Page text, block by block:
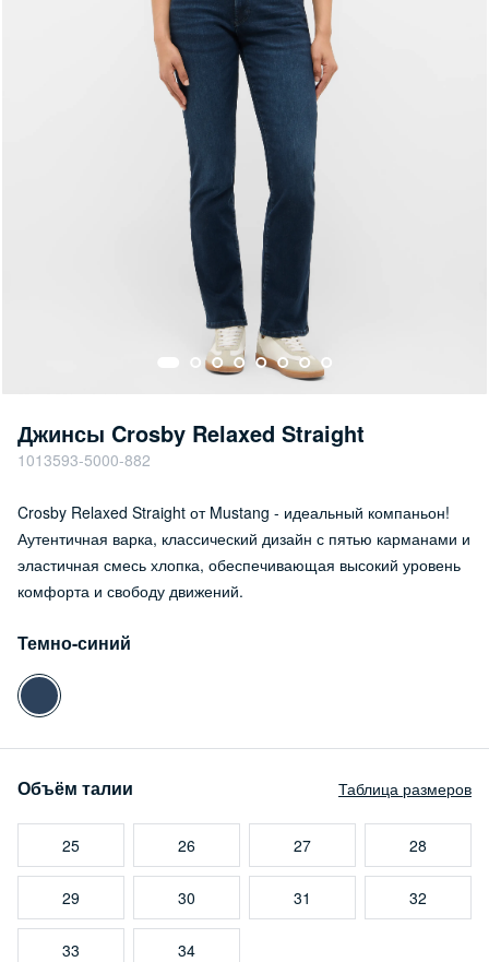
Джинсы Crosby Relaxed Straight
1013593-5000-882
Crosby Relaxed Straight от Mustang - идеальный компаньон!
Аутентичная варка, классический дизайн с пятью карманами и
эластичная смесь хлопка, обеспечивающая высокий уровень
комфорта и свободу движений.
Темно-синий
Объём талии Таблица размеров
25 26 27 28
29 30 31 32
33 34